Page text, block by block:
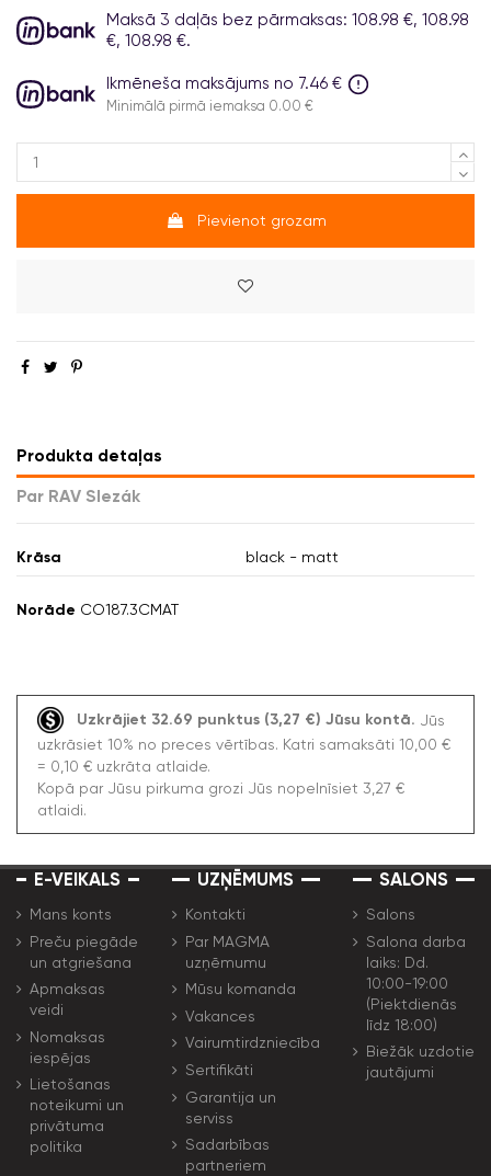
Maksā 3 daļās bez pārmaksas: 108.98 €, 108.98
€, 108.98 €.
Ikmēneša maksājums no 7.46 €
Minimālā pirmā iemaksa 0.00 €
Pievienot grozam
Produkta detaļas
Par RAV Slezák
Krāsa black - matt
Norāde CO187.3CMAT
Uzkrājiet 32.69 punktus (3,27 €) Jūsu kontā. Jūs
uzkrāsiet 10% no preces vērtības. Katri samaksāti 10,00 €
= 0,10 € uzkrāta atlaide.
Kopā par Jūsu pirkuma grozi Jūs nopelnīsiet 3,27 €
atlaidi.
E-VEIKALS
Mans konts
Preču piegāde
un atgriešana
Apmaksas
veidi
Nomaksas
iespējas
Lietošanas
noteikumi un
privātuma
politika
UZŅĒMUMS
Kontakti
Par MAGMA
uzņēmumu
Mūsu komanda
Vakances
Vairumtirdzniecība
Sertifikāti
Garantija un
serviss
Sadarbības
partneriem
SALONS
Salons
Salona darba
laiks: Dd.
10:00-19:00
(Piektdienās
līdz 18:00)
Biežāk uzdotie
jautājumi